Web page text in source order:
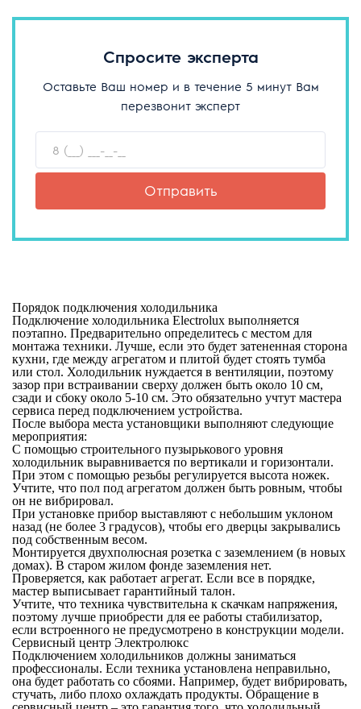
Спросите эксперта
Оставьте Ваш номер и в течение 5 минут Вам
перезвонит эксперт
Отправить
Порядок подключения холодильника
Подключение холодильника Electrolux выполняется
поэтапно. Предварительно определитесь с местом для
монтажа техники. Лучше, если это будет затененная сторона
кухни, где между агрегатом и плитой будет стоять тумба
или стол. Холодильник нуждается в вентиляции, поэтому
зазор при встраивании сверху должен быть около 10 см,
сзади и сбоку около 5-10 см. Это обязательно учтут мастера
сервиса перед подключением устройства.
После выбора места установщики выполняют следующие
мероприятия:
С помощью строительного пузырькового уровня
холодильник выравнивается по вертикали и горизонтали.
При этом с помощью резьбы регулируется высота ножек.
Учтите, что пол под агрегатом должен быть ровным, чтобы
он не вибрировал.
При установке прибор выставляют с небольшим уклоном
назад (не более 3 градусов), чтобы его дверцы закрывались
под собственным весом.
Монтируется двухполюсная розетка с заземлением (в новых
домах). В старом жилом фонде заземления нет.
Проверяется, как работает агрегат. Если все в порядке,
мастер выписывает гарантийный талон.
Учтите, что техника чувствительна к скачкам напряжения,
поэтому лучше приобрести для ее работы стабилизатор,
если встроенного не предусмотрено в конструкции модели.
Сервисный центр Электролюкс
Подключением холодильников должны заниматься
профессионалы. Если техника установлена неправильно,
она будет работать со сбоями. Например, будет вибрировать,
стучать, либо плохо охлаждать продукты. Обращение в